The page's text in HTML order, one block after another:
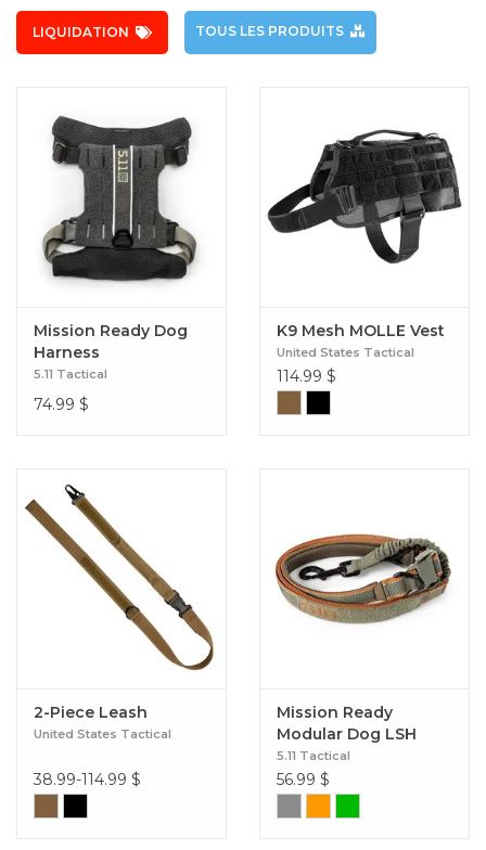
LIQUIDATION TOUS LES PRODUITS
Mission Ready Dog
Harness
5.11 Tactical
74.99 $
K9 Mesh MOLLE Vest
United States Tactical
114.99 $
2-Piece Leash
United States Tactical
38.99-114.99 $
Mission Ready
Modular Dog LSH
5.11 Tactical
56.99 $